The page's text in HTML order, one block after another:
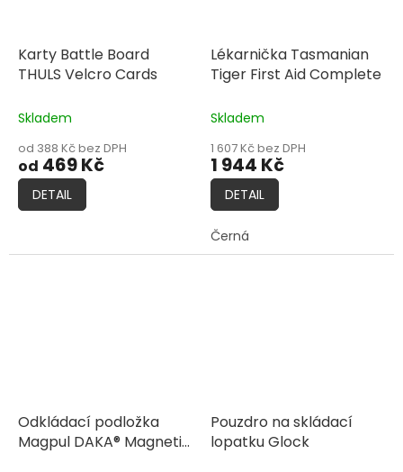
Karty Battle Board
THULS Velcro Cards
Skladem
od 388 Kč bez DPH
od 469 Kč
DETAIL
Lékarnička Tasmanian
Tiger First Aid Complete
Skladem
1 607 Kč bez DPH
1 944 Kč
DETAIL
Černá
Odkládací podložka
Magpul DAKA® Magnetic
Pouzdro na skládací
lopatku Glock